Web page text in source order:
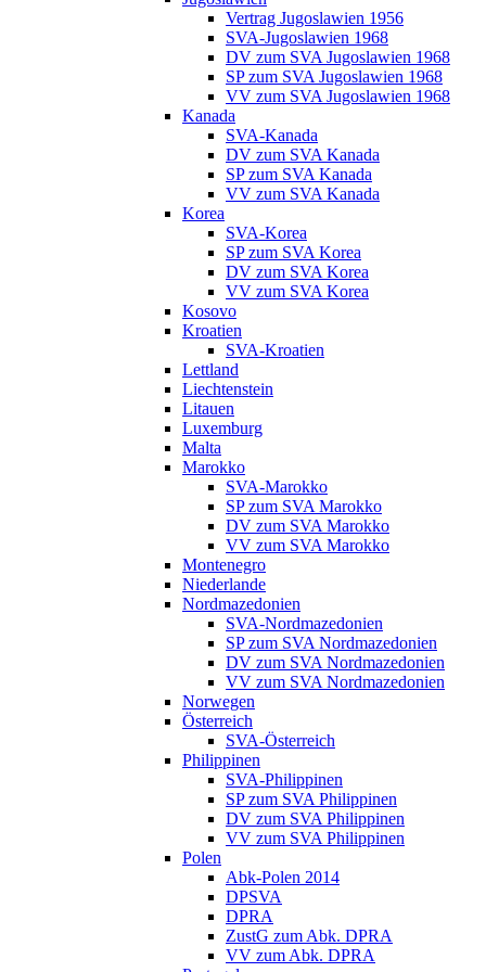
Vertrag Jugoslawien 1956
SVA-Jugoslawien 1968
DV zum SVA Jugoslawien 1968
SP zum SVA Jugoslawien 1968
VV zum SVA Jugoslawien 1968
Kanada
SVA-Kanada
DV zum SVA Kanada
SP zum SVA Kanada
VV zum SVA Kanada
Korea
SVA-Korea
SP zum SVA Korea
DV zum SVA Korea
VV zum SVA Korea
Kosovo
Kroatien
SVA-Kroatien
Lettland
Liechtenstein
Litauen
Luxemburg
Malta
Marokko
SVA-Marokko
SP zum SVA Marokko
DV zum SVA Marokko
VV zum SVA Marokko
Montenegro
Niederlande
Nordmazedonien
SVA-Nordmazedonien
SP zum SVA Nordmazedonien
DV zum SVA Nordmazedonien
VV zum SVA Nordmazedonien
Norwegen
Österreich
SVA-Österreich
Philippinen
SVA-Philippinen
SP zum SVA Philippinen
DV zum SVA Philippinen
VV zum SVA Philippinen
Polen
Abk-Polen 2014
DPSVA
DPRA
ZustG zum Abk. DPRA
VV zum Abk. DPRA